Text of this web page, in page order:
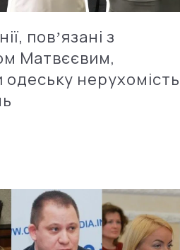
повʼязані з
Матвєєвим,
одеську нерухомість